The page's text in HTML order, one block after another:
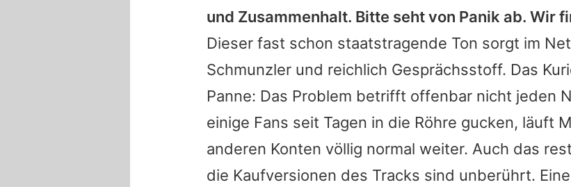
und Zusammenhalt. Bitte seht von Panik ab. Wir
Dieser fast schon staatstragende Ton sorgt im
Schmunzler und reichlich Gesprächsstoff. Das
Panne: Das Problem betrifft offenbar nicht jeden
einige Fans seit Tagen in die Röhre gucken, läuft
anderen Konten völlig normal weiter. Auch das
die Kaufversionen des Tracks sind unberührt.